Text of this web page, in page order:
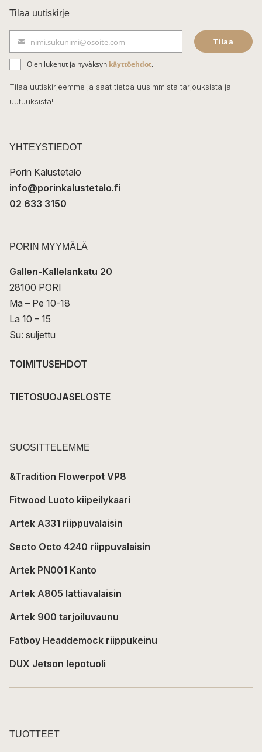
c
e
b
o
o
k
Tilaa uutiskirje
ä
h
k
t
nimi.sukunimi@osoite.com Tilaa
Olen lukenut ja hyväksyn käyttöehdot.
Tilaa uutiskirjeemme ja saat tietoa uusimmista tarjouksista ja
uutuuksista!
YHTEYSTIEDOT
Porin Kalustetalo
info@porinkalustetalo.fi
02 633 3150
PORIN MYYMÄLÄ
Gallen-Kallelankatu 20
28100 PORI
Ma – Pe 10-18
La 10 – 15
Su: suljettu
TOIMITUSEHDOT
TIETOSUOJASELOSTE
SUOSITTELEMME
&Tradition Flowerpot VP8
Fitwood Luoto kiipeilykaari
Artek A331 riippuvalaisin
Secto Octo 4240 riippuvalaisin
Artek PN001 Kanto
Artek A805 lattiavalaisin
Artek 900 tarjoiluvaunu
Fatboy Headdemock riippukeinu
DUX Jetson lepotuoli
TUOTTEET